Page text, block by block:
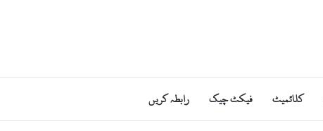
کلائمیٹ فیکٹ چیک رابطہ کریں